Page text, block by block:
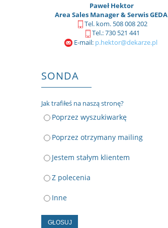
Paweł Hektor
Area Sales Manager & Serwis GEDA
Tel. kom. 508 008 202
Tel.: 730 521 441
E-mail: p.hektor@dekarze.pl
SONDA
Jak trafiłeś na naszą stronę?
Poprzez wyszukiwarkę
Poprzez otrzymany mailing
Jestem stałym klientem
Z polecenia
Inne
GŁOSUJ